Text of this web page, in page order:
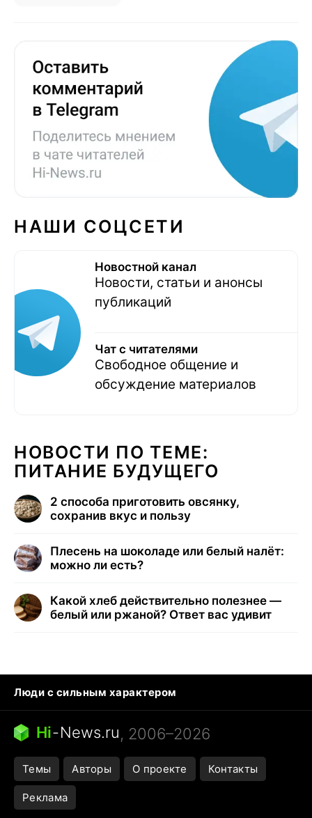
НАШИ СОЦСЕТИ
Новостной канал
Новости, статьи и анонсы
публикаций
Чат с читателями
Свободное общение и
обсуждение материалов
НОВОСТИ ПО ТЕМЕ:
ПИТАНИЕ БУДУЩЕГО
2 способа приготовить овсянку,
сохранив вкус и пользу
Плесень на шоколаде или белый налёт:
можно ли есть?
Какой хлеб действительно полезнее —
белый или ржаной? Ответ вас удивит
Люди с сильным характером
Кошка писает на кровать
Тунцы в океанариуме
Ядовитые пауки России
Города в ядерной войне
Hi-News.ru, 2006–2026
Темы Авторы О проекте Контакты
Реклама